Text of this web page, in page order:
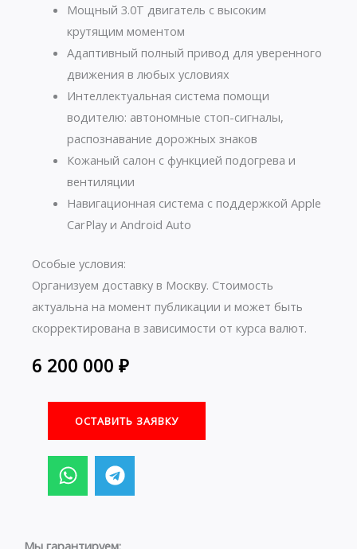
Мощный 3.0T двигатель с высоким
крутящим моментом
Адаптивный полный привод для уверенного
движения в любых условиях
Интеллектуальная система помощи
водителю: автономные стоп-сигналы,
распознавание дорожных знаков
Кожаный салон с функцией подогрева и
вентиляции
Навигационная система с поддержкой Apple
CarPlay и Android Auto
Особые условия:
Организуем доставку в Москву. Стоимость
актуальна на момент публикации и может быть
скорректирована в зависимости от курса валют.
6 200 000 ₽
ОСТАВИТЬ ЗАЯВКУ
W
h
a
T
e
l
Мы гарантируем: